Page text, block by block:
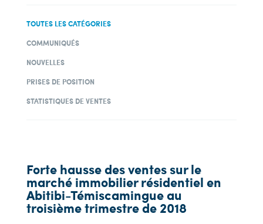
TOUTES LES CATÉGORIES
COMMUNIQUÉS
NOUVELLES
PRISES DE POSITION
STATISTIQUES DE VENTES
Forte hausse des ventes sur le
marché immobilier résidentiel en
Abitibi-Témiscamingue au
troisième trimestre de 2018